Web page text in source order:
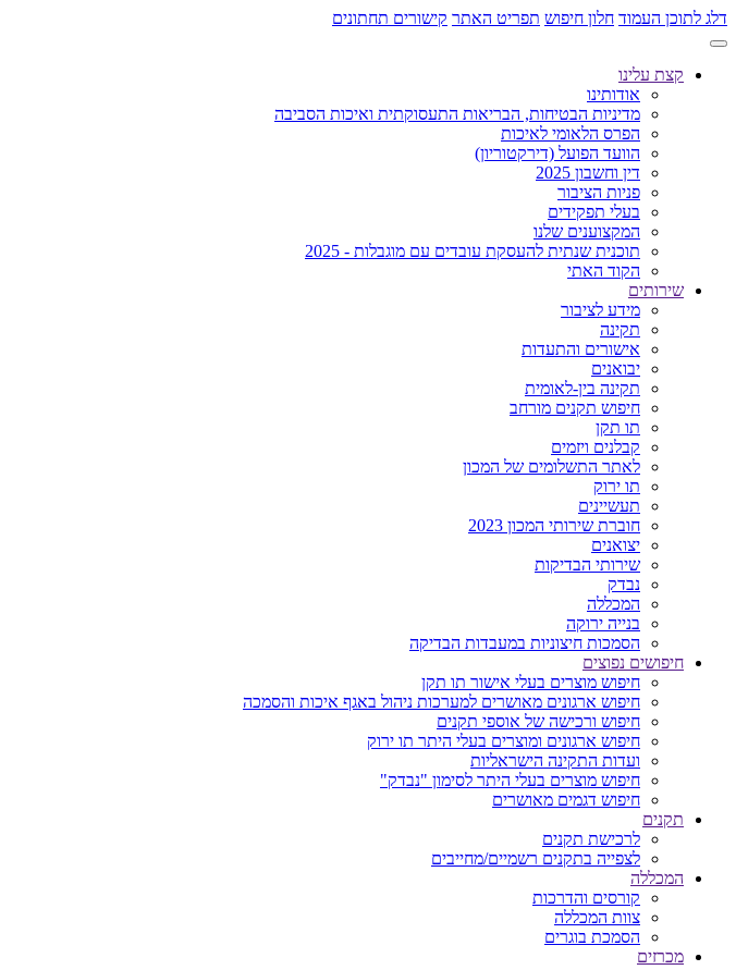
דלג לתוכן העמוד חלון חיפוש תפריט האתר קישורים תחתונים
קצת עלינו
אודותינו
מדיניות הבטיחות, הבריאות התעסוקתית ואיכות הסביבה
הפרס הלאומי לאיכות
הוועד הפועל (דירקטוריון)
דין וחשבון 2025
פניות הציבור
בעלי תפקידים
המקצוענים שלנו
תוכנית שנתית להעסקת עובדים עם מוגבלות - 2025
הקוד האתי
שירותים
מידע לציבור
תקינה
אישורים והתעדות
יבואנים
תקינה בין-לאומית
חיפוש תקנים מורחב
תו תקן
קבלנים ויזמים
לאתר התשלומים של המכון
תו ירוק
תעשיינים
חוברת שירותי המכון 2023
יצואנים
שירותי הבדיקות
נבדק
המכללה
בנייה ירוקה
הסמכות חיצוניות במעבדות הבדיקה
חיפושים נפוצים
חיפוש מוצרים בעלי אישור תו תקן
חיפוש ארגונים מאושרים למערכות ניהול באגף איכות והסמכה
חיפוש ורכישה של אוספי תקנים
חיפוש ארגונים ומוצרים בעלי היתר תו ירוק
ועדות התקינה הישראליות
חיפוש מוצרים בעלי היתר לסימון "נבדק"
חיפוש דגמים מאושרים
תקנים
לרכישת תקנים
לצפייה בתקנים רשמיים/מחייבים
המכללה
קורסים והדרכות
צוות המכללה
הסמכת בוגרים
מכרזים